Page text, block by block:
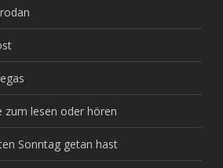
zum lesen oder hören
Sonntag getan hast